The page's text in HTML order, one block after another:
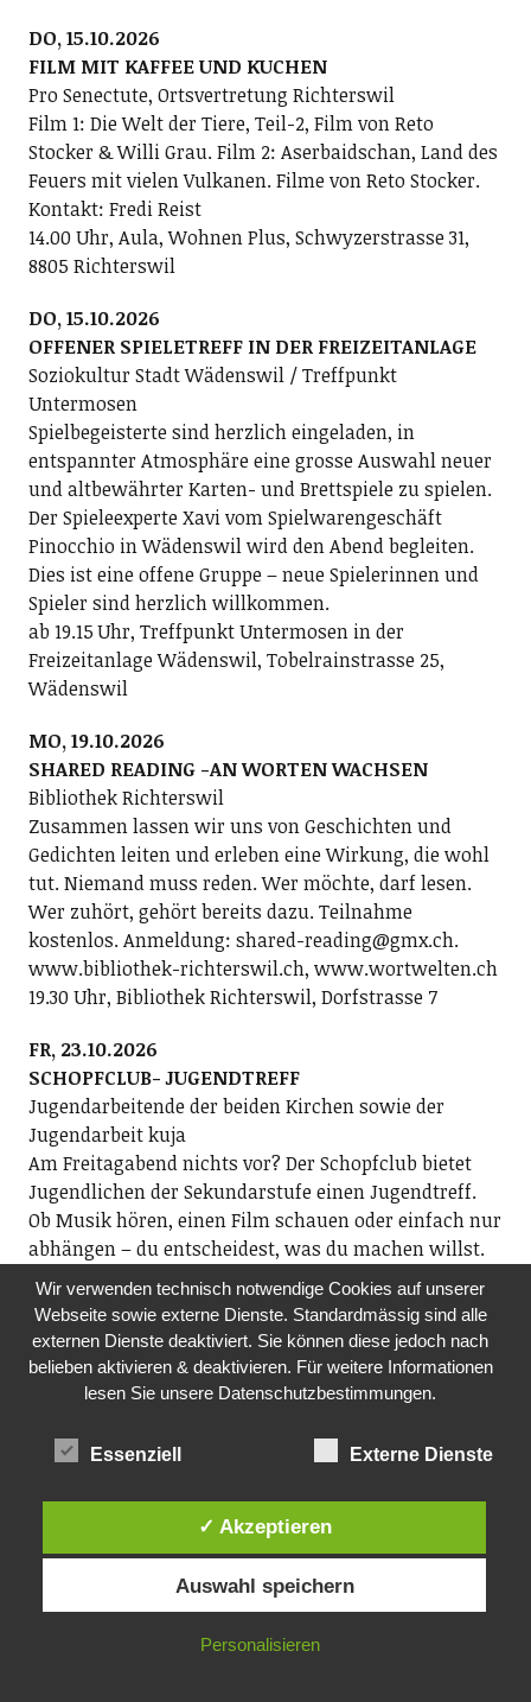
DO, 15.10.2026
FILM MIT KAFFEE UND KUCHEN
Pro Senectute, Ortsvertretung Richterswil
Film 1: Die Welt der Tiere, Teil-2, Film von Reto
Stocker & Willi Grau. Film 2: Aserbaidschan, Land des
Feuers mit vielen Vulkanen. Filme von Reto Stocker.
Kontakt: Fredi Reist
14.00 Uhr, Aula, Wohnen Plus, Schwyzerstrasse 31,
8805 Richterswil
DO, 15.10.2026
OFFENER SPIELETREFF IN DER FREIZEITANLAGE
Soziokultur Stadt Wädenswil / Treffpunkt
Untermosen
Spielbegeisterte sind herzlich eingeladen, in
entspannter Atmosphäre eine grosse Auswahl neuer
und altbewährter Karten- und Brettspiele zu spielen.
Der Spieleexperte Xavi vom Spielwarengeschäft
Pinocchio in Wädenswil wird den Abend begleiten.
Dies ist eine offene Gruppe – neue Spielerinnen und
Spieler sind herzlich willkommen.
ab 19.15 Uhr, Treffpunkt Untermosen in der
Freizeitanlage Wädenswil, Tobelrainstrasse 25,
Wädenswil
MO, 19.10.2026
SHARED READING -AN WORTEN WACHSEN
Bibliothek Richterswil
Zusammen lassen wir uns von Geschichten und
Gedichten leiten und erleben eine Wirkung, die wohl
tut. Niemand muss reden. Wer möchte, darf lesen.
Wer zuhört, gehört bereits dazu. Teilnahme
kostenlos. Anmeldung: shared-reading@gmx.ch.
www.bibliothek-richterswil.ch, www.wortwelten.ch
19.30 Uhr, Bibliothek Richterswil, Dorfstrasse 7
FR, 23.10.2026
SCHOPFCLUB- JUGENDTREFF
Jugendarbeitende der beiden Kirchen sowie der
Jugendarbeit kuja
Am Freitagabend nichts vor? Der Schopfclub bietet
Jugendlichen der Sekundarstufe einen Jugendtreff.
Ob Musik hören, einen Film schauen oder einfach nur
abhängen – du entscheidest, was du machen willst.
Komm vorbei und nimm deine Freunde mit!
19.00 Uhr, im ehemaligen Kindergarten Rosengarten
SA, 24.10.2026
TANZRAUSCH
Danceparty Ü40 mit den besten Tanz-Tracks querbeet
ab 20.30 Uhr, Bürgi (Gerbestrasse 19), Richterswil
FR, 30.10.2026
TREFF AM FREITAG
Kath. Kirche Richterswil
Der Treff am Freitag bietet die Möglichkeit des
Wir verwenden technisch notwendige Cookies auf unserer
Webseite sowie externe Dienste. Standardmässig sind alle
externen Dienste deaktiviert. Sie können diese jedoch nach
belieben aktivieren & deaktivieren. Für weitere Informationen
lesen Sie unsere Datenschutzbestimmungen.
Essenziell Externe Dienste
✓ Akzeptieren
Auswahl speichern
Personalisieren